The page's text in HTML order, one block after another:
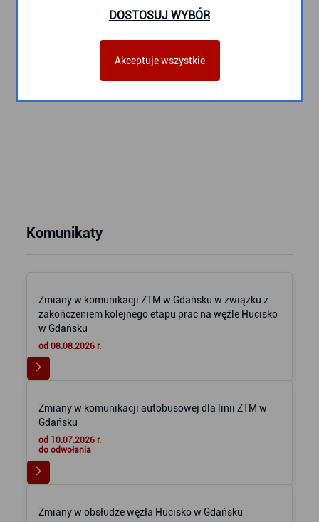
Komunikaty
Zmiany w komunikacji ZTM w Gdańsku w związku z
zakończeniem kolejnego etapu prac na węźle Hucisko
w Gdańsku
od 08.08.2026 r.
Zmiany w komunikacji autobusowej dla linii ZTM w
Gdańsku
od 10.07.2026 r.
do odwołania
Zmiany w obsłudze węzła Hucisko w Gdańsku
DOSTOSUJ WYBÓR
Akceptuje wszystkie